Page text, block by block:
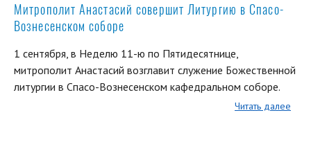
Митрополит Анастасий совершит Литургию в Спасо-
Вознесенском соборе
1 сентября, в Неделю 11-ю по Пятидесятнице,
митрополит Анастасий возглавит служение Божественной
литургии в Спасо-Вознесенском кафедральном соборе.
Читать далее